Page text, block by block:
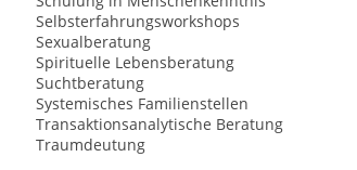
Selbsterfahrungsworkshops
Sexualberatung
Spirituelle Lebensberatung
Suchtberatung
Systemisches Familienstellen
Transaktionsanalytische Beratung
Traumdeutung